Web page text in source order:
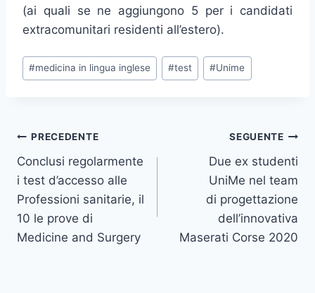
(ai quali se ne aggiungono 5 per i candidati
extracomunitari residenti all’estero).
Tag
articolo:
#medicina in lingua inglese #test #Unime
Navigazione
articoli
PRECEDENTE
Conclusi regolarmente
i test d’accesso alle
Professioni sanitarie, il
10 le prove di
Medicine and Surgery
SEGUENTE
Due ex studenti
UniMe nel team
di progettazione
dell’innovativa
Maserati Corse 2020